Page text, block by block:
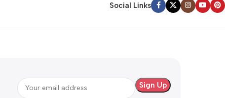
Social Links